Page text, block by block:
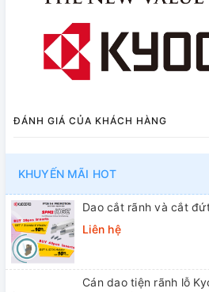
ĐÁNH GIÁ CỦA KHÁCH HÀNG
KHUYẾN MÃI HOT
Dao cắt rãnh và cắt
Liên hệ
Cán dao tiện rãnh lỗ